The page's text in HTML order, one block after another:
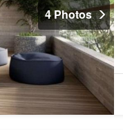
4 Photos